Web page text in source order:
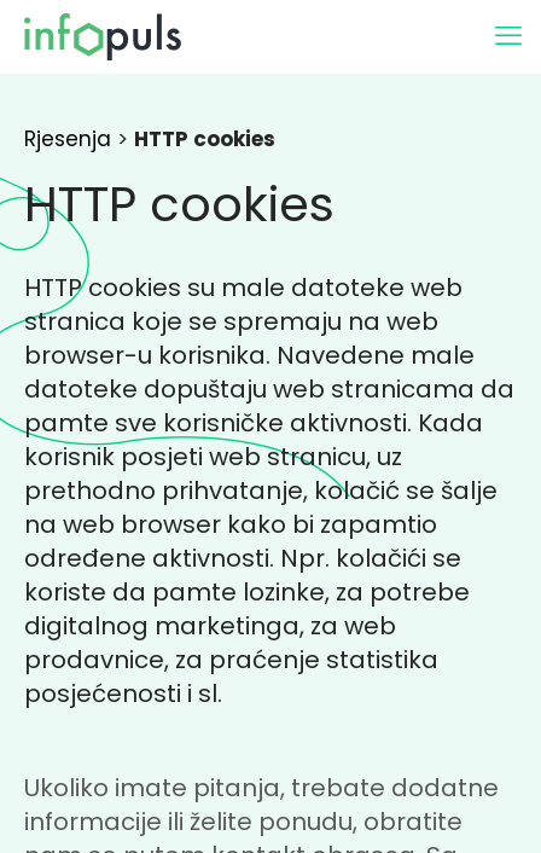
Rjesenja > HTTP cookies
HTTP cookies
HTTP cookies su male datoteke web
stranica koje se spremaju na web
browser-u korisnika. Navedene male
datoteke dopuštaju web stranicama da
pamte sve korisničke aktivnosti. Kada
korisnik posjeti web stranicu, uz
prethodno prihvatanje, kolačić se šalje
na web browser kako bi zapamtio
određene aktivnosti. Npr. kolačići se
koriste da pamte lozinke, za potrebe
digitalnog marketinga, za web
prodavnice, za praćenje statistika
posjećenosti i sl.
Ukoliko imate pitanja, trebate dodatne
informacije ili želite ponudu, obratite